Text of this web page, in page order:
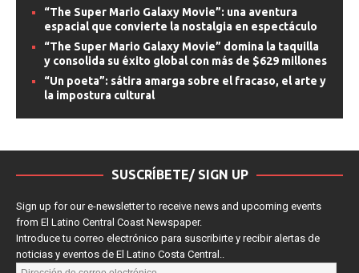
“The Super Mario Galaxy Movie”: una aventura
espacial que convierte la nostalgia en espectáculo
“The Super Mario Galaxy Movie” domina la taquilla
y consolida su éxito global con más de $629 millones
“Un poeta”: sátira amarga sobre el fracaso, el arte y
la impostura cultural
SUSCRÍBETE/ SIGN UP
Sign up for our e-newsletter to receive news and upcoming events
from El Latino Central Coast Newspaper.
Introduce tu correo electrónico para suscribirte y recibir alertas de
noticias y eventos de El Latino Costa Central..